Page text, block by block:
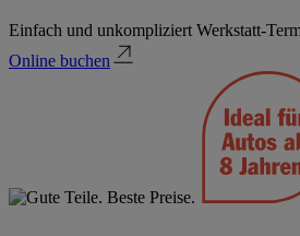
Einfach und unkompliziert Werkstatt-
Online buchen